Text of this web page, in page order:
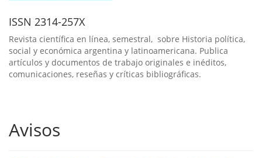
ISSN 2314-257X
Revista científica en línea, semestral, sobre Historia política,
social y económica argentina y latinoamericana. Publica
artículos y documentos de trabajo originales e inéditos,
comunicaciones, reseñas y críticas bibliográficas.
Avisos